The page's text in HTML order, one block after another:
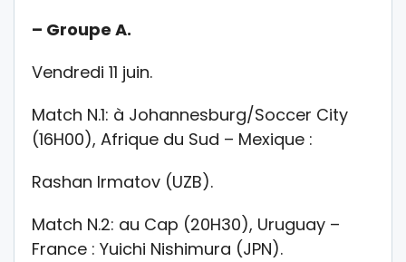
– Groupe A.
Vendredi 11 juin.
Match N.1: à Johannesburg/Soccer City
(16H00), Afrique du Sud – Mexique :
Rashan Irmatov (UZB).
Match N.2: au Cap (20H30), Uruguay –
France : Yuichi Nishimura (JPN).